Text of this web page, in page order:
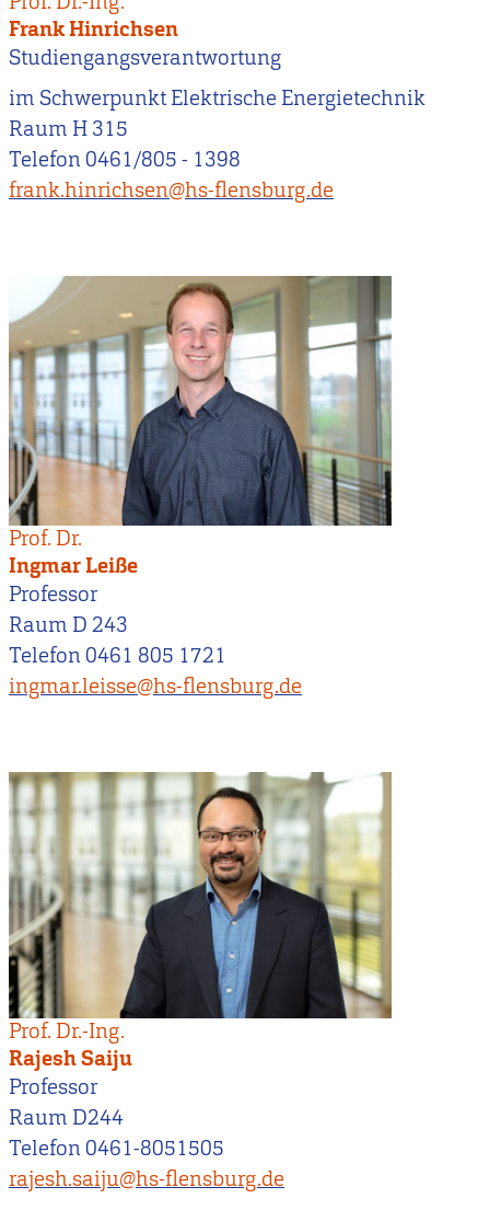
Frank Hinrichsen
Studiengangsverantwortung
im Schwerpunkt Elektrische Energietechnik
Raum H 315
Telefon 0461/805 - 1398
frank.hinrichsen@hs-flensburg.de
Prof. Dr.
Ingmar Leiße
Professor
Raum D 243
Telefon 0461 805 1721
ingmar.leisse@hs-flensburg.de
Prof. Dr.-Ing.
Rajesh Saiju
Professor
Raum D244
Telefon 0461-8051505
rajesh.saiju@hs-flensburg.de